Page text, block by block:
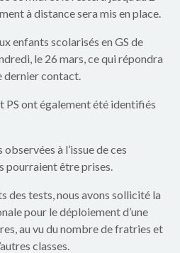
à distance sera mis en place.
enfants scolarisés en GS de
le 26 mars, ce qui répondra
dernier contact.
PS ont également été identifiés
à l’issue de ces
pourraient être prises.
des tests, nous avons sollicité la
pour le déploiement d’une
au vu du nombre de fratries et
classes.